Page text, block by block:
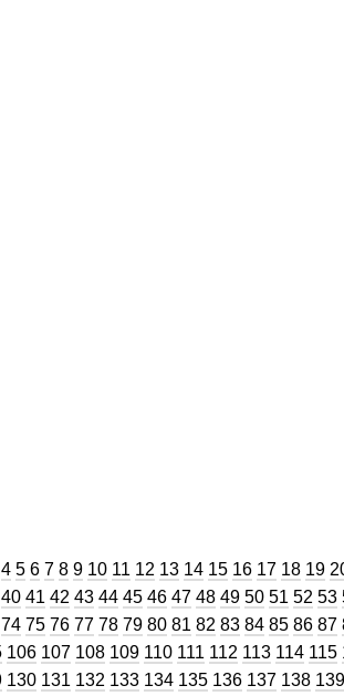
Trang
4 Trang
5 Trang
6 Trang
7 Trang
8 Trang
9 Trang
10 Trang
11 Trang
12 Trang
13 Trang
14 Trang
15 Trang
16 Trang
17 Trang
18 19
Trang
40 Trang
41 Trang
42 Trang
43 Trang
44 Trang
45 Trang
46 Trang
47 Trang
48 Trang
49 Trang
50 Trang
51 Trang
52 53
Trang
74 Trang
75 Trang
76 Trang
77 Trang
78 Trang
79 Trang
80 Trang
81 Trang
82 Trang
83 Trang
84 Trang
85 Trang
86 87
Trang
106 Trang
107 Trang
108 Trang
109 Trang
110 Trang
111 Trang
112 Trang
113 Trang
114 115
Trang
130 Trang
131 Trang
132 Trang
133 Trang
134 Trang
135 Trang
136 Trang
137 Trang
138 139